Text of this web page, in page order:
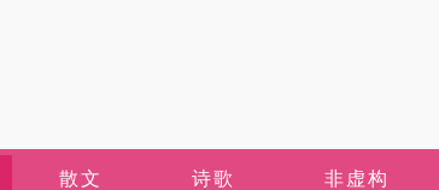
散文 诗歌 非虚构